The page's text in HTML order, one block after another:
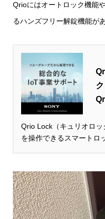
Qrioにはオートロック機能
るハンズフリー解錠機能が
Qrio Lock（キュリオロ
を操作できるスマートロ